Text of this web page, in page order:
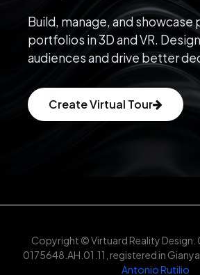
Build, manage, and
portfolios in 3D and VR.
audiences and drive better
Create Virtual Tour
Copyright © Virtuard Reality Design.
0175648.AH.01.11, registered in
Antonio Rutilio